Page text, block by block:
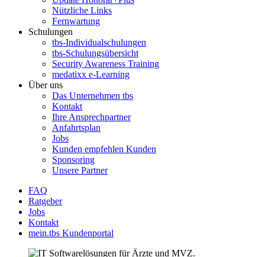
Nützliche Links
Fernwartung
Schulungen
tbs-Individualschulungen
tbs-Schulungsübersicht
Security Awareness Training
medatixx e-Learning
Über uns
Das Unternehmen tbs
Kontakt
Ihre Ansprechpartner
Anfahrtsplan
Jobs
Kunden empfehlen Kunden
Sponsoring
Unsere Partner
FAQ
Ratgeber
Jobs
Kontakt
mein.tbs Kundenportal